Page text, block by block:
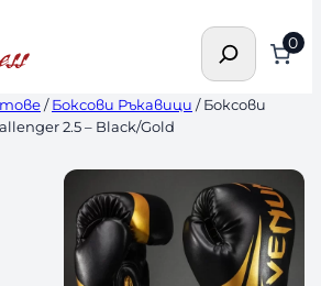
Търсене 0
/Боксови Ръкавици / Боксови
2.5 – Black/Gold